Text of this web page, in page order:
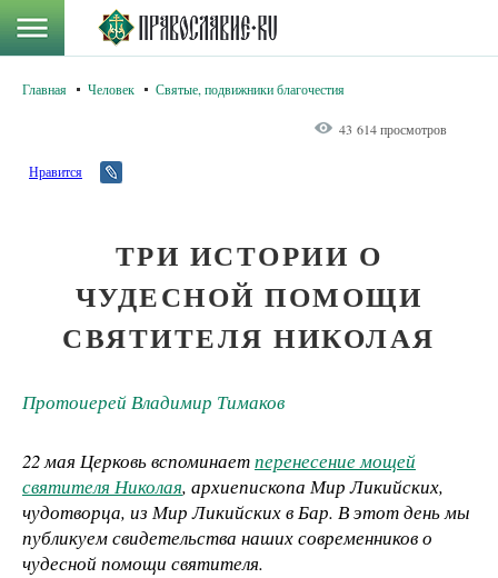
Главная Человек Святые, подвижники благочестия
43 614 просмотров
Нравится
ТРИ ИСТОРИИ О
ЧУДЕСНОЙ ПОМОЩИ
СВЯТИТЕЛЯ НИКОЛАЯ
Протоиерей Владимир Тимаков
22 мая Церковь вспоминаетперенесение мощей
святителя Николая, архиепископа Мир Ликийских,
чудотворца, из Мир Ликийских в Бар. В этот день мы
публикуем свидетельства наших современников о
чудесной помощи святителя.